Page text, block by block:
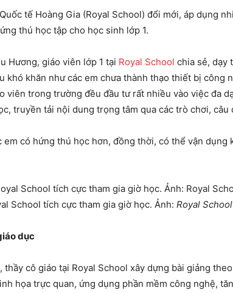
tế Hoàng Gia (Royal School) đổi mới, áp dụng
thú học tập cho học sinh lớp 1.
Hương, giáo viên lớp 1 tại Royal School chia sẻ, dạy
khó khăn như các em chưa thành thạo thiết bị công
viên trong trường đều đầu tư rất nhiều vào việc đa
truyền tải nội dung trọng tâm qua các trò chơi, câu
em có hứng thú học hơn, đồng thời, có thể vận dụng
School tích cực tham gia giờ học. Ảnh: Royal School
dục
cô giáo tại Royal School xây dựng bài giảng
họa trực quan, ứng dụng phần mềm công nghệ,